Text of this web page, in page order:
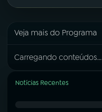
Veja mais do Programa
Carregando conteúdos...
Notícias Recentes